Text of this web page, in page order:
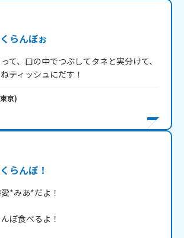
らんぼぉ
て、口の中でつぶしてタネと実分けて、
ティッシュにだす！
東京)
らんぼ！
*みあ*だよ！
ぼ食べるよ！